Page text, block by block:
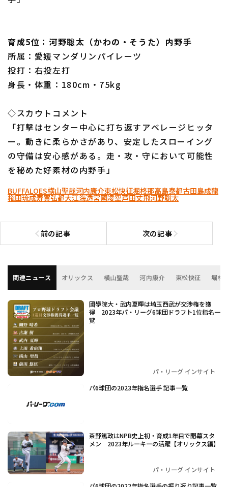
育成5位：河野聡太（かわの・そうた）内野手
所属：愛媛マンダリンパイレーツ
投打：右投左打
身長・体重：180cm・75kg
◇スカウトコメント
「打撃はセンター中心に打ち返すアベレージヒッタ
ー。動きに柔らかさがあり、安定したスローイング
の守備は安心感がある。走・攻・守において可能性
を秘めた好素材の内野手」
BUFFALOES横山聖哉河内康介東松快征堀柊那高島泰都古田島成龍
権田琉成寿賀弘都大江海透宮國凌空芦田丈飛河野聡太
前の記事
前の記事へ 次の記事次の記事へ
関連ニュース オリックス 横山聖哉 河内康介 東松快征 堀柊
國學院大・武内夏暉は埼玉西武が交渉権を獲
得 2023年パ・リーグ6球団ドラフト1位指名一
覧
パ・リーグ インサイト
パ6球団の2023年指名選手 記事一覧
茶野篤政はNPB史上初・育成1年目で開幕スタ
メン 2023年ルーキーの活躍【オリックス編】
パ・リーグ インサイト